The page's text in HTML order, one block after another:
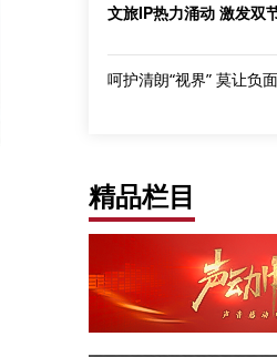
文旅IP热力涌动 激发双
呵护清朗“视界” 莫让负
精品栏目